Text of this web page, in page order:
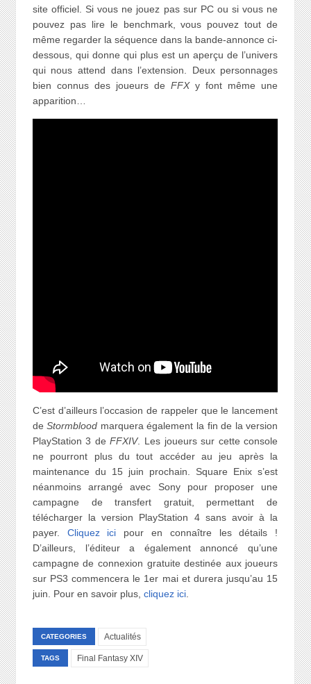
site officiel. Si vous ne jouez pas sur PC ou si vous ne
pouvez pas lire le benchmark, vous pouvez tout de
même regarder la séquence dans la bande-annonce ci-
dessous, qui donne qui plus est un aperçu de l’univers
qui nous attend dans l’extension. Deux personnages
bien connus des joueurs deFFXy font même une
apparition…
C’est d’ailleurs l’occasion de rappeler que le lancement
deStormblood marquera également la fin de la version
PlayStation 3 deFFXIV. Les joueurs sur cette console
ne pourront plus du tout accéder au jeu après la
maintenance du 15 juin prochain. Square Enix s’est
néanmoins arrangé avec Sony pour proposer une
campagne de transfert gratuit, permettant de
télécharger la version PlayStation 4 sans avoir à la
payer. Cliquez ici pour en connaître les détails !
D’ailleurs, l’éditeur a également annoncé qu’une
campagne de connexion gratuite destinée aux joueurs
sur PS3 commencera le 1er mai et durera jusqu’au 15
juin. Pour en savoir plus, cliquez ici.
CATEGORIES Actualités
TAGS Final Fantasy XIV